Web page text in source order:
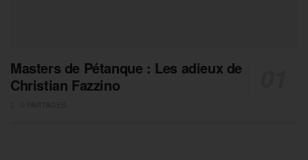
Masters de Pétanque : Les adieux de
Christian Fazzino